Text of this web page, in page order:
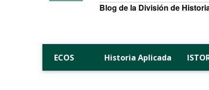
Blog de la División de
ECOS Historia Aplicada